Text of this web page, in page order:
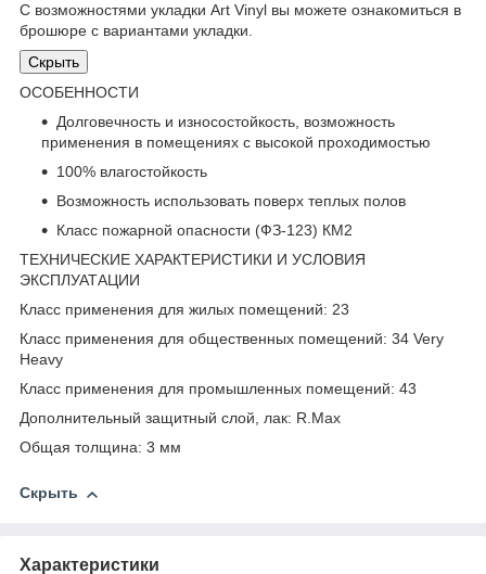
С возможностями укладки Art Vinyl вы можете ознакомиться в
брошюре с вариантами укладки.
Скрыть
ОСОБЕННОСТИ
Долговечность и износостойкость, возможность
применения в помещениях с высокой проходимостью
100% влагостойкость
Возможность использовать поверх теплых полов
Класс пожарной опасности (ФЗ-123) КМ2
ТЕХНИЧЕСКИЕ ХАРАКТЕРИСТИКИ И УСЛОВИЯ
ЭКСПЛУАТАЦИИ
Класс применения для жилых помещений: 23
Класс применения для общественных помещений: 34 Very
Heavy
Класс применения для промышленных помещений: 43
Дополнительный защитный слой, лак: R.Max
Общая толщина: 3 мм
Скрыть
Характеристики